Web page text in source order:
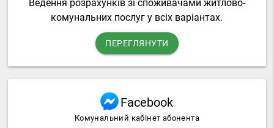
Ведення розрахунків зі споживачами житлово-
комунальних послуг у всіх варіантах.
ПЕРЕГЛЯНУТИ
Facebook
Комунальний кабінет абонента